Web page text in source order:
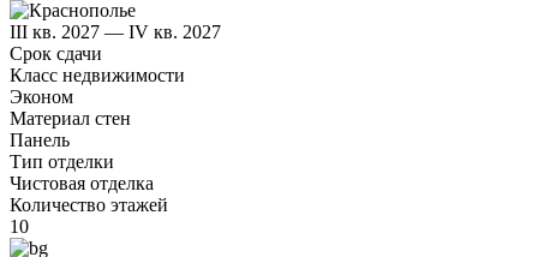
III кв. 2027 — IV кв. 2027
Срок сдачи
Класс недвижимости
Эконом
Материал стен
Панель
Тип отделки
Чистовая отделка
Количество этажей
10